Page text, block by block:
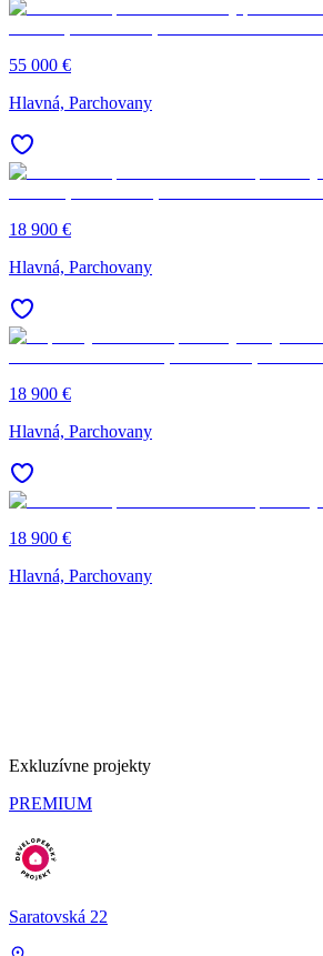
55 000 €
Hlavná, Parchovany
18 900 €
Hlavná, Parchovany
18 900 €
Hlavná, Parchovany
18 900 €
Hlavná, Parchovany
Exkluzívne projekty
PREMIUM
Saratovská 22